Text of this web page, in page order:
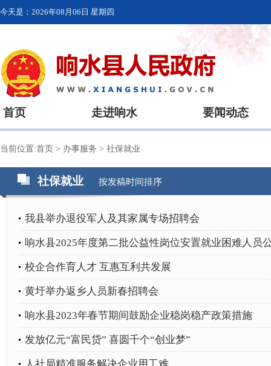
今天是： 2026年08月06日 星期四
首页 走进响水 要闻动态
当前位置:首页 > 办事服务 > 社保就业
社保就业 按发稿时间排序
我县举办退役军人及其家属专场招聘会
响水县2025年度第二批公益性岗位安置就业困难人员
校企合作育人才 互惠互利共发展
黄圩举办返乡人员新春招聘会
响水县2023年春节期间鼓励企业稳岗稳产政策措施
发放亿元“富民贷” 喜圆千个“创业梦”